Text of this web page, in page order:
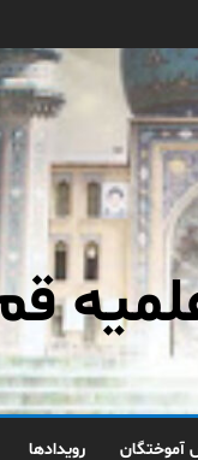
آموختگان رویدادها